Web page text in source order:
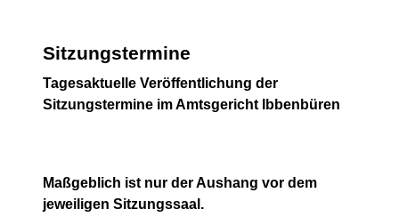
Sitzungstermine
Tagesaktuelle Veröffentlichung der
Sitzungstermine im Amtsgericht Ibbenbüren
Maßgeblich ist nur der Aushang vor dem
jeweiligen Sitzungssaal.